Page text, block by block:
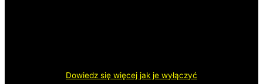
Dowiedz się więcej jak je wyłączyć